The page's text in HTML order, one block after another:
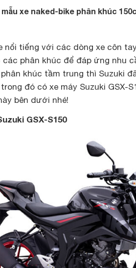
mẫu xe naked-bike phân khúc
nổi tiếng với các dòng xe côn
các phân khúc để đáp ứng nhu
khúc tầm trung thì Suzuki
đó có xe máy Suzuki GSX-
bên dưới nhé!
GSX-S150